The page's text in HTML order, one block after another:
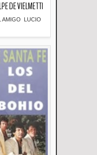
DE VIELMETTI
AMIGO LUCIO